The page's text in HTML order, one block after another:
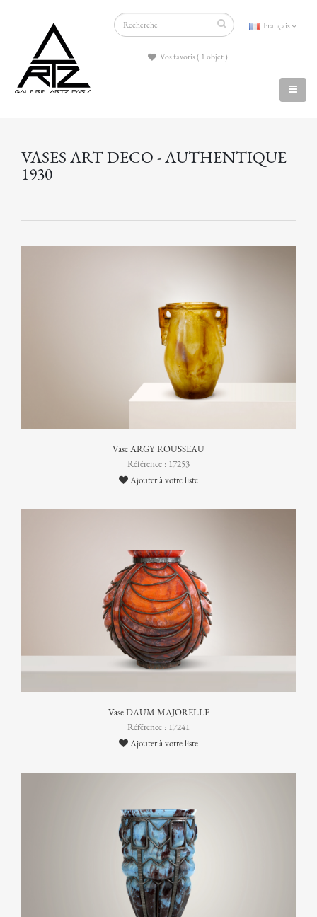
Français
Vos favoris ( 1 objet )
VASES ART DECO - AUTHENTIQUE
1930
Vase ARGY ROUSSEAU
Référence : 17253
Ajouter à votre liste
Vase DAUM MAJORELLE
Référence : 17241
Ajouter à votre liste